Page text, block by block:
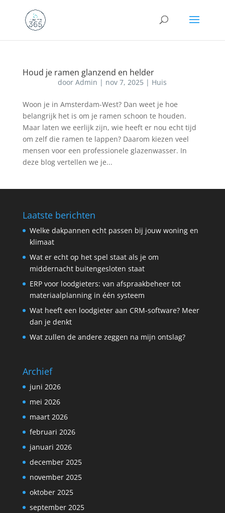
Houd je ramen glanzend en helder
doorAdmin | nov 7, 2025 | Huis
Woon je in Amsterdam-West? Dan weet je hoe
belangrijk het is om je ramen schoon te houden.
Maar laten we eerlijk zijn, wie heeft er nou echt tijd
om zelf die ramen te lappen? Daarom kiezen veel
mensen voor een professionele glazenwasser. In
deze blog vertellen we je...
Laatste berichten
Welke dakpannen echt passen bij jouw woning en
klimaat
Wat er echt op het spel staat als je om
middernacht buitengesloten staat
ERP voor loodgieters: van afspraakbeheer tot
materiaalplanning in één systeem
Wat heeft een loodgieter aan CRM-software? Meer
dan je denkt
Wat zullen de andere zeggen na mijn ontslag?
Archief
juni 2026
mei 2026
maart 2026
februari 2026
januari 2026
december 2025
november 2025
oktober 2025
september 2025